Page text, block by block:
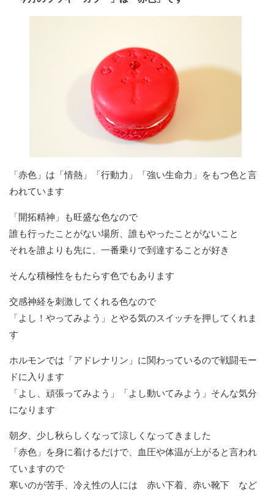
「赤色」は「情熱」「行動力」「強い生命力」をもつ色と言
われています
「開拓精神」も旺盛な色なので
誰も行ったことがない場所、誰もやったことがないこと
それを誰よりも先に、一番乗りで到達することが好き
そんな積極性をもたらす色でもあります
交感神経を刺激してくれる色なので
「よし！やってみよう」とやる気のスイッチを押してくれま
す
ホルモンでは「アドレナリン」に関わっているので戦闘モー
ドに入ります
「よし、頑張ってみよう」「よし動いてみよう」そんな気分
になります
朝夕、少し秋らしくなって涼しくなってきました
「赤色」を身に着けるだけで、血圧や体温が上がると言われ
ていますので
寒いのが苦手、冷え性の人には 赤い下着、赤い靴下 など